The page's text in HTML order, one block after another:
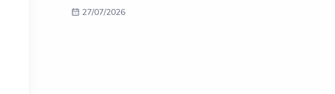
27/07/2026